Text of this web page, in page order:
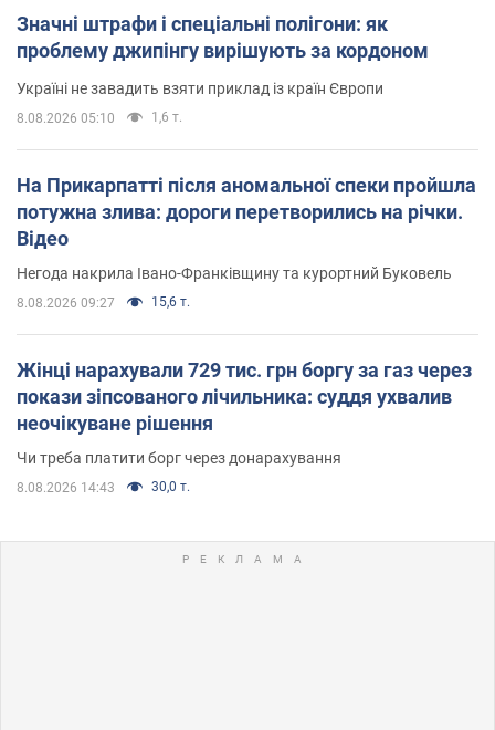
Значні штрафи і спеціальні полігони: як
проблему джипінгу вирішують за кордоном
Україні не завадить взяти приклад із країн Європи
8.08.2026 05:10 1,6 т.
На Прикарпатті після аномальної спеки пройшла
потужна злива: дороги перетворились на річки.
Відео
Негода накрила Івано-Франківщину та курортний Буковель
8.08.2026 09:27 15,6 т.
Жінці нарахували 729 тис. грн боргу за газ через
покази зіпсованого лічильника: суддя ухвалив
неочікуване рішення
Чи треба платити борг через донарахування
8.08.2026 14:43 30,0 т.